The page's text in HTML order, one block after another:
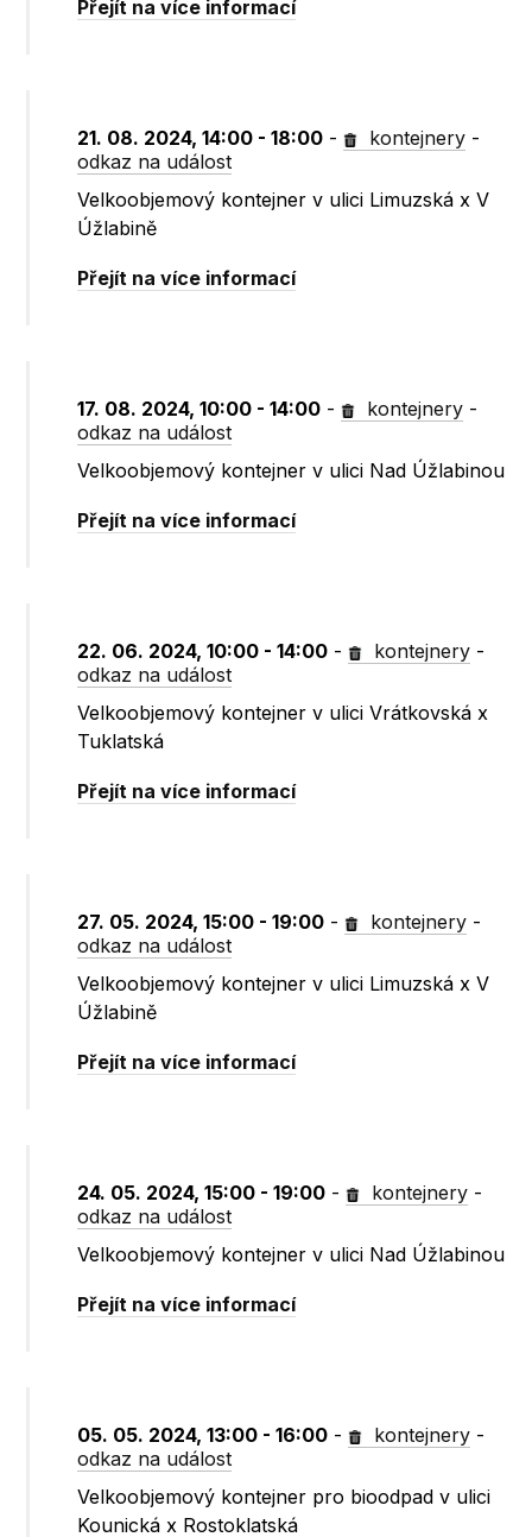
Přejít na více informací
21. 08. 2024, 14:00 - 18:00 - kontejnery -
odkaz na událost
Velkoobjemový kontejner v ulici Limuzská x V
Úžlabině
Přejít na více informací
17. 08. 2024, 10:00 - 14:00 - kontejnery -
odkaz na událost
Velkoobjemový kontejner v ulici Nad Úžlabinou
Přejít na více informací
22. 06. 2024, 10:00 - 14:00 - kontejnery -
odkaz na událost
Velkoobjemový kontejner v ulici Vrátkovská x
Tuklatská
Přejít na více informací
27. 05. 2024, 15:00 - 19:00 - kontejnery -
odkaz na událost
Velkoobjemový kontejner v ulici Limuzská x V
Úžlabině
Přejít na více informací
24. 05. 2024, 15:00 - 19:00 - kontejnery -
odkaz na událost
Velkoobjemový kontejner v ulici Nad Úžlabinou
Přejít na více informací
05. 05. 2024, 13:00 - 16:00 - kontejnery -
odkaz na událost
Velkoobjemový kontejner pro bioodpad v ulici
Kounická x Rostoklatská